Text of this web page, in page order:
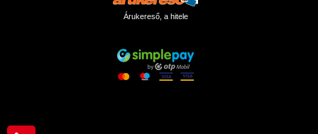
Árukereső, a hitele